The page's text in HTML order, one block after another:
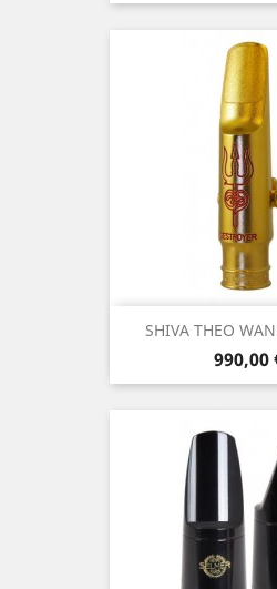
SHIVA THEO
Τιμή
990,00